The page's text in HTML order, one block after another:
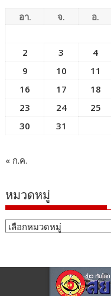
อา. จ. อ.
2
3 4
9
10 11
16
17 18
23
24 25
30
31
« ก.ค.
หมวดหมู่
หมวด